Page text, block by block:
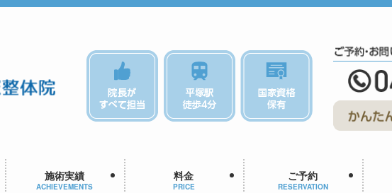
施術実績
ACHIEVEMENTS
料金
PRICE
ご予約
RESERVATION